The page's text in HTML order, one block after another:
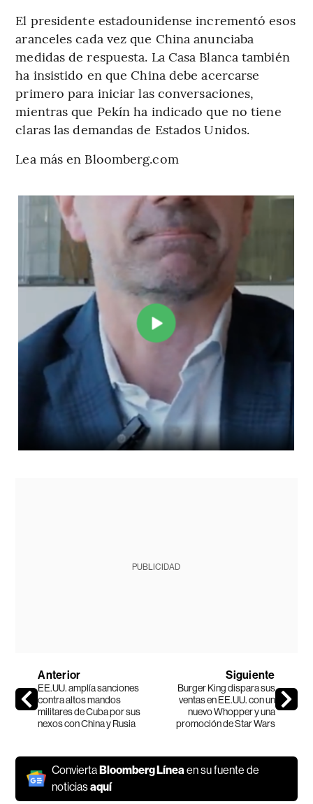
El presidente estadounidense incrementó esos
aranceles cada vez que China anunciaba
medidas de respuesta. La Casa Blanca también
ha insistido en que China debe acercarse
primero para iniciar las conversaciones,
mientras que Pekín ha indicado que no tiene
claras las demandas de Estados Unidos.
Lea más en Bloomberg.com
PUBLICIDAD
Anterior
EE.UU. amplía sanciones
contra altos mandos
militares de Cuba por sus
nexos con China y Rusia
Siguiente
Burger King dispara sus
ventas en EE.UU. con un
nuevo Whopper y una
promoción de Star Wars
ConviertaBloomberg Línea en su fuente de
noticiasaquí